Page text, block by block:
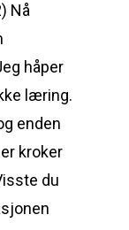
Nå
håper
læring.
enden
kroker
du